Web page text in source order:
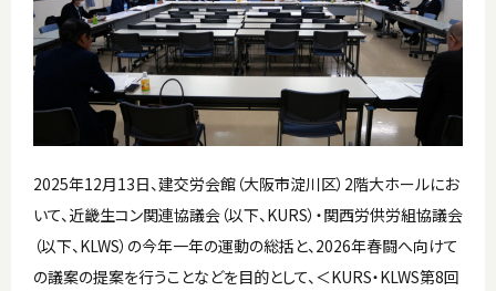
2025年12月13日、建交労会館（大阪市淀川区）2階大ホールにお
いて、近畿生コン関連協議会（以下、KURS）・関西労供労組協議会
（以下、KLWS）の今年一年の運動の総括と、2026年春闘へ向けて
の議案の提案を行うことなどを目的として、＜KURS・KLWS第8回